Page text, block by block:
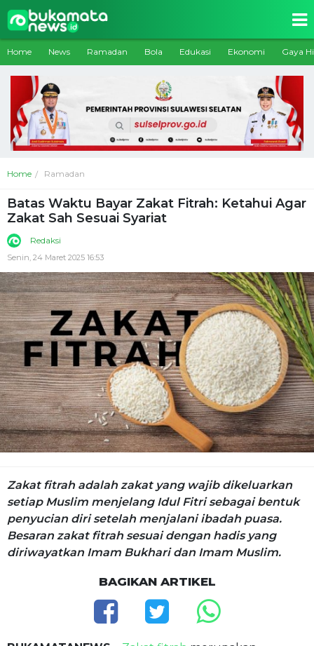
Home News Ramadan Bola Edukasi Ekonomi Gaya
Home Ramadan
Batas Waktu Bayar Zakat Fitrah: Ketahui Agar
Zakat Sah Sesuai Syariat
Redaksi
Senin, 24 Maret 2025 16:53
Zakat fitrah adalah zakat yang wajib dikeluarkan
setiap Muslim menjelang Idul Fitri sebagai bentuk
penyucian diri setelah menjalani ibadah puasa.
Besaran zakat fitrah sesuai dengan hadis yang
diriwayatkan Imam Bukhari dan Imam Muslim.
BAGIKAN ARTIKEL